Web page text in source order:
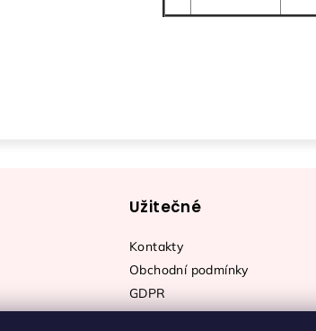
Užitečné
Kontakty
Obchodní podmínky
GDPR